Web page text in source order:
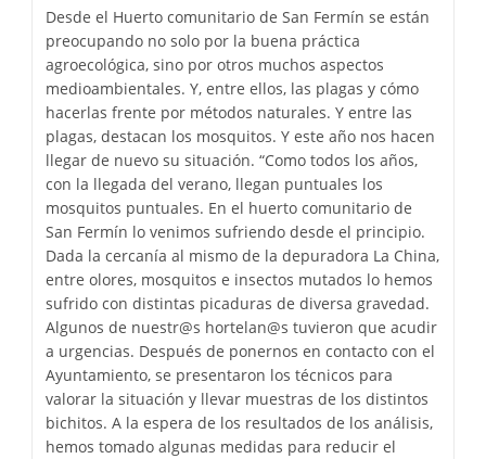
Desde el Huerto comunitario de San Fermín se están
preocupando no solo por la buena práctica
agroecológica, sino por otros muchos aspectos
medioambientales. Y, entre ellos, las plagas y cómo
hacerlas frente por métodos naturales. Y entre las
plagas, destacan los mosquitos. Y este año nos hacen
llegar de nuevo su situación. “Como todos los años,
con la llegada del verano, llegan puntuales los
mosquitos puntuales. En el huerto comunitario de
San Fermín lo venimos sufriendo desde el principio.
Dada la cercanía al mismo de la depuradora La China,
entre olores, mosquitos e insectos mutados lo hemos
sufrido con distintas picaduras de diversa gravedad.
Algunos de nuestr@s hortelan@s tuvieron que acudir
a urgencias. Después de ponernos en contacto con el
Ayuntamiento, se presentaron los técnicos para
valorar la situación y llevar muestras de los distintos
bichitos. A la espera de los resultados de los análisis,
hemos tomado algunas medidas para reducir el